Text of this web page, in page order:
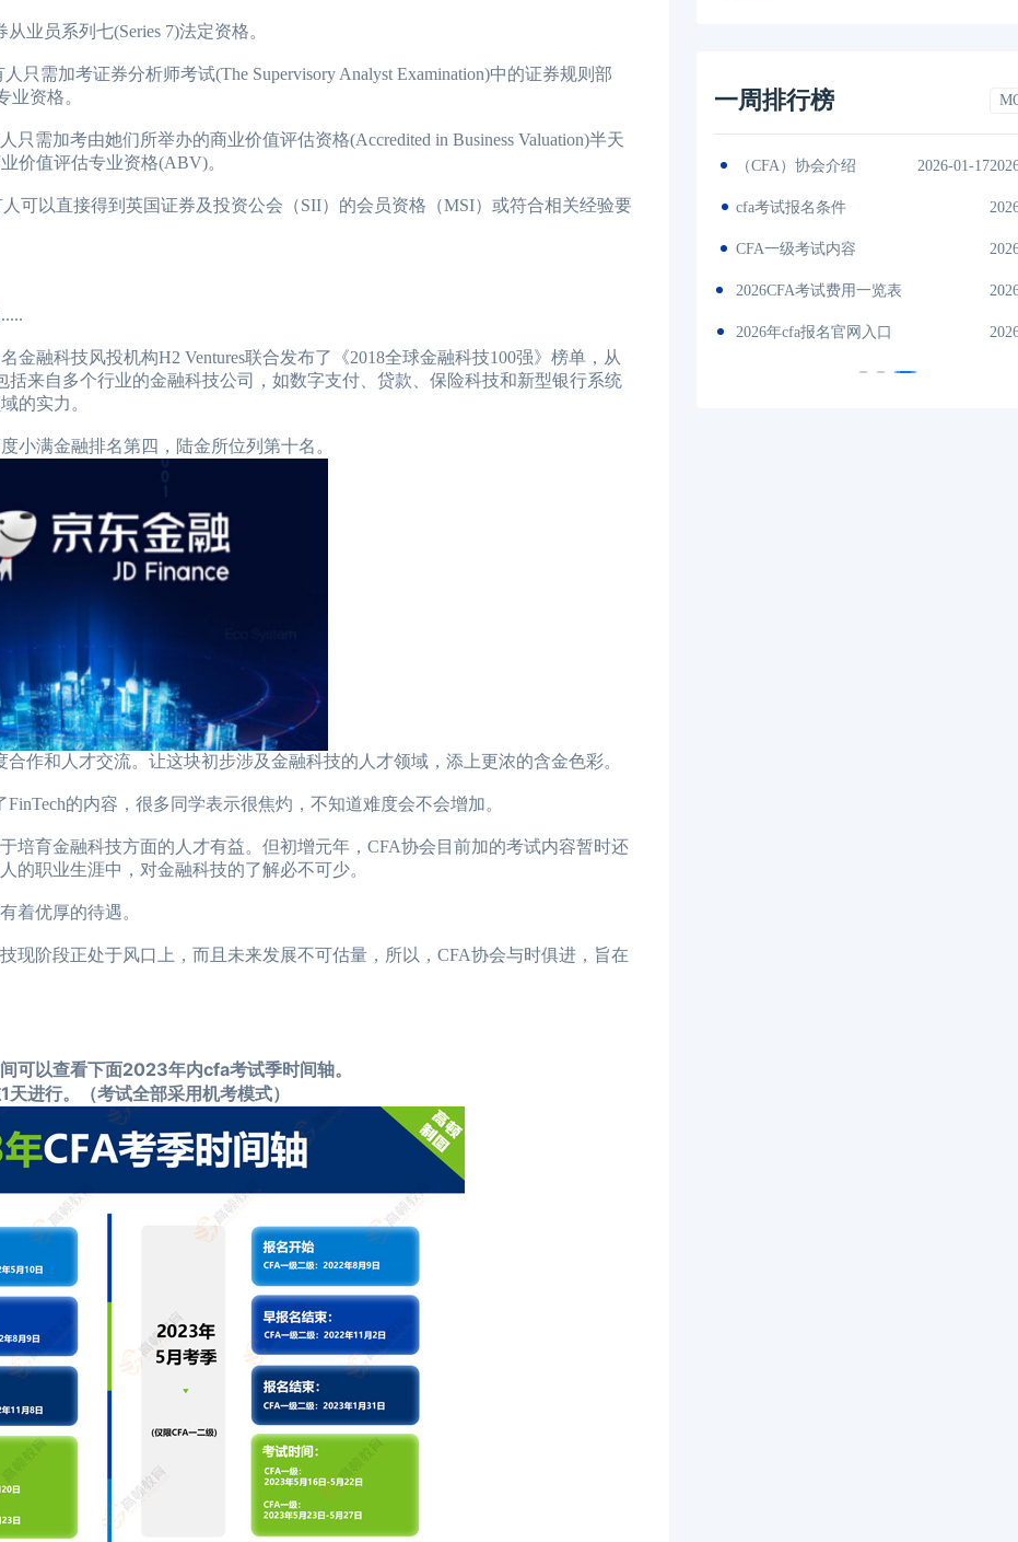
员系列七(Series 7)法定资格。
需加考证券分析师考试(The Supervisory Analyst Examination)中的证券规则部
业资格。
加考由她们所举办的商业价值评估资格(Accredited in Business Valuation)半天
价值评估专业资格(ABV)。
以直接得到英国证券及投资公会（SII）的会员资格（MSI）或符合相关经验要
科技风投机构H2 Ventures联合发布了《2018全球金融科技100强》榜单，从
来自多个行业的金融科技公司，如数字支付、贷款、保险科技和新型银行系统
的实力。
满金融排名第四，陆金所位列第十名。
和人才交流。让这块初步涉及金融科技的人才领域，添上更浓的含金色彩。
的内容，很多同学表示很焦灼，不知道难度会不会增加。
育金融科技方面的人才有益。但初增元年，CFA协会目前加的考试内容暂时还
的职业生涯中，对金融科技的了解必不可少。
优厚的待遇。
阶段正处于风口上，而且未来发展不可估量，所以，CFA协会与时俱进，旨在
以查看下面2023年内cfa考试季时间轴。
进行。（考试全部采用机考模式）
一周排行榜
2026年CFA报名时间汇总
2026年CFA考试报考指南 2026-01-17 2026年CFA一级notes中文版
（CFA）协会介绍 2026-01-
cfa考试报名条件
CFA一级考试内容
2026CFA考试费用一览表
2026年cfa报名官网入口